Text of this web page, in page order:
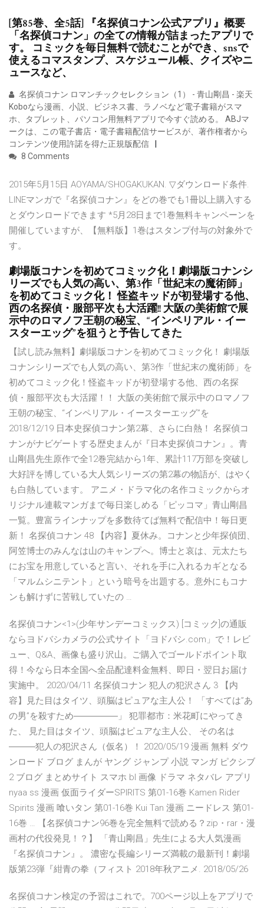
[第85巻、全5話] 『名探偵コナン公式アプリ』概要
「名探偵コナン」の全ての情報が詰まったアプリで
す。 コミックを毎日無料で読むことができ、snsで
使えるコマスタンプ、スケジュール帳、クイズやニ
ュースなど、
名探偵コナン ロマンチックセレクション（1） - 青山剛昌 - 楽天
Koboなら漫画、小説、ビジネス書、ラノベなど電子書籍がスマ
ホ、タブレット、パソコン用無料アプリで今すぐ読める。 ABJマ
ークは、この電子書店・電子書籍配信サービスが、著作権者から
コンテンツ使用許諾を得た正規版配信
8 Comments
2015年5月15日 AOYAMA/SHOGAKUKAN. ▽ダウンロード条件.
LINEマンガで『名探偵コナン』をどの巻でも1冊以上購入する
とダウンロードできます *5月28日まで1巻無料キャンペーンを
開催していますが、【無料版】1巻はスタンプ付与の対象外で
す。
劇場版コナンを初めてコミック化！劇場版コナンシ
リーズでも人気の高い、第3作「世紀末の魔術師」
を初めてコミック化！ 怪盗キッドが初登場する他、
西の名探偵・服部平次も大活躍!! 大阪の美術館で展
示中のロマノフ王朝の秘宝、“インペリアル・イー
スターエッグ”を狙うと予告してきた
【試し読み無料】劇場版コナンを初めてコミック化！ 劇場版
コナンシリーズでも人気の高い、第3作「世紀末の魔術師」を
初めてコミック化！怪盗キッドが初登場する他、西の名探
偵・服部平次も大活躍！！ 大阪の美術館で展示中のロマノフ
王朝の秘宝、“インペリアル・イースターエッグ”を
2018/12/19 日本史探偵コナン第2幕、さらに白熱！ 名探偵コ
ナンがナビゲートする歴史まんが『日本史探偵コナン』。青
山剛昌先生原作で全12巻完結から1年、累計117万部を突破し
大好評を博している大人気シリーズの第2幕の物語が、はやく
も白熱しています。 アニメ・ドラマ化の名作コミックからオ
リジナル連載マンガまで毎日楽しめる「ピッコマ」青山剛昌
一覧。豊富ラインナップを多数待てば無料で配信中！毎日更
新！ 名探偵コナン 48 【内容】夏休み。コナンと少年探偵団、
阿笠博士のみんなは山のキャンプへ。博士と哀は、元太たち
にお宝を用意していると言い、それを手に入れるカギとなる
「マルムシニテント」という暗号を出題する。意外にもコナ
ンも解けずに苦戦していたの …
名探偵コナン<1>(少年サンデーコミックス) [コミック]の通販
ならヨドバシカメラの公式サイト「ヨドバシ.com」で！レビ
ュー、Q&A、画像も盛り沢山。ご購入でゴールドポイント取
得！今なら日本全国へ全品配達料金無料、即日・翌日お届け
実施中。 2020/04/11 名探偵コナン 犯人の犯沢さん 3 【内
容】見た目はタイツ、頭脳はピュアな主人公！ 「すべては”あ
の男”を殺すため―――――」 犯罪都市：米花町にやってき
た、 見た目はタイツ、頭脳はピュアな主人公、 その名は
―――犯人の犯沢さん（仮名）！ 2020/05/19 漫画 無料 ダウ
ンロード ブログ まんが ヤング ジャンプ 小説 マンガ ピクシブ
2 ブログ まとめサイト スマホ bl 画像 ドラマ ネタバレ アプリ
nyaa ss 漫画 仮面ライダーSPIRITS 第01-16巻 Kamen Rider
Spirits 漫画 喰いタン 第01-16巻 Kui Tan 漫画 ニードレス 第01-
16巻 … 【名探偵コナン96巻を完全無料で読める？zip・rar・漫
画村の代役発見！？】 「青山剛昌」先生による大人気漫画
『名探偵コナン』。 濃密な長編シリーズ満載の最新刊！劇場
版第23弾『紺青の拳（フィスト 2018年秋アニメ. 2018/05/26
名探偵コナン検定の予習はこれで。700ページ以上をアプリで